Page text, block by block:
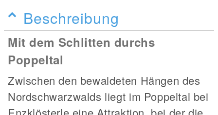
Beschreibung
Mit dem Schlitten durchs
Poppeltal
Zwischen den bewaldeten Hängen des
Nordschwarzwalds liegt im Poppeltal bei